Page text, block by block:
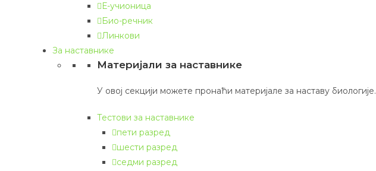
Е-учионица
Био-речник
Линкови
За наставнике
Материјали за наставнике
У овој секцији можете пронаћи материјале за наставу биологије.
Тестови за наставнике
пети разред
шести разред
седми разред